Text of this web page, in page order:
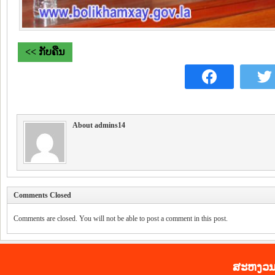
<< ກັບຄືນ
About admins14
Comments Closed
Comments are closed. You will not be able to post a comment in this post.
ສະ​ຫງວ